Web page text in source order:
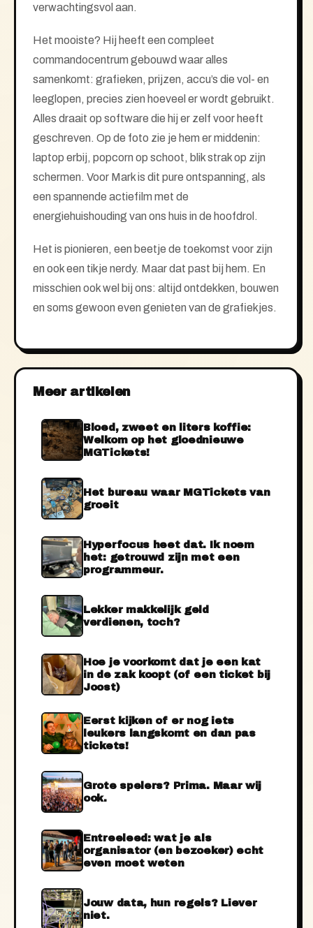
verwachtingsvol aan.
Het mooiste? Hij heeft een compleet
commandocentrum gebouwd waar alles
samenkomt: grafieken, prijzen, accu’s die vol- en
leeglopen, precies zien hoeveel er wordt gebruikt.
Alles draait op software die hij er zelf voor heeft
geschreven. Op de foto zie je hem er middenin:
laptop erbij, popcorn op schoot, blik strak op zijn
schermen. Voor Mark is dit pure ontspanning, als
een spannende actiefilm met de
energiehuishouding van ons huis in de hoofdrol.
Het is pionieren, een beetje de toekomst voor zijn
en ook een tikje nerdy. Maar dat past bij hem. En
misschien ook wel bij ons: altijd ontdekken, bouwen
en soms gewoon even genieten van de grafiekjes.
Meer artikelen
Bloed, zweet en liters koffie:
Welkom op het gloednieuwe
MGTickets!
Het bureau waar MGTickets van
groeit
Hyperfocus heet dat. Ik noem
het: getrouwd zijn met een
programmeur.
Lekker makkelijk geld
verdienen, toch?
Hoe je voorkomt dat je een kat
in de zak koopt (of een ticket bij
Joost)
Eerst kijken of er nog iets
leukers langskomt en dan pas
tickets!
Grote spelers? Prima. Maar wij
ook.
Entreeleed: wat je als
organisator (en bezoeker) echt
even moet weten
Jouw data, hun regels? Liever
niet.